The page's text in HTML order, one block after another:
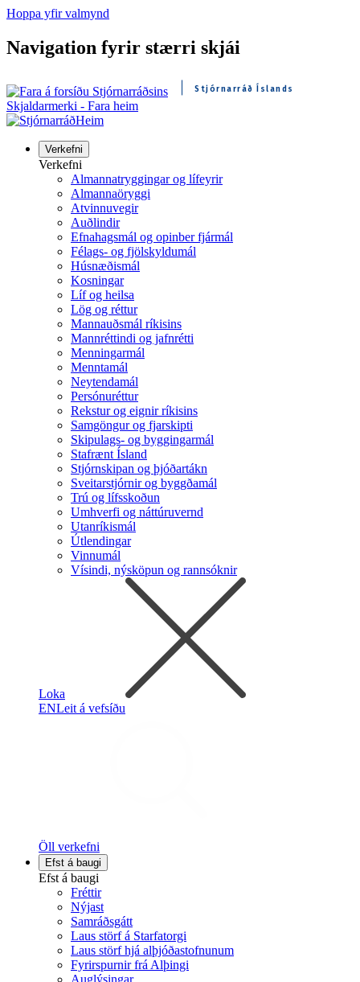
Hoppa yfir valmynd
Navigation fyrir stærri skjái
Stjórnarráð Íslands
Skjaldarmerki - Fara heim
Heim
Verkefni
Verkefni
Almannatryggingar og lífeyrir
Almannaöryggi
Atvinnuvegir
Auðlindir
Efnahagsmál og opinber fjármál
Félags- og fjölskyldumál
Húsnæðismál
Kosningar
Líf og heilsa
Lög og réttur
Mannauðsmál ríkisins
Mannréttindi og jafnrétti
Menningarmál
Menntamál
Neytendamál
Persónuréttur
Rekstur og eignir ríkisins
Samgöngur og fjarskipti
Skipulags- og byggingarmál
Stafrænt Ísland
Stjórnskipan og þjóðartákn
Sveitarstjórnir og byggðamál
Trú og lífsskoðun
Umhverfi og náttúruvernd
Utanríkismál
Útlendingar
Vinnumál
Vísindi, nýsköpun og rannsóknir
Loka
ENLeit á vefsíðu
Öll verkefni
Efst á baugi
Efst á baugi
Fréttir
Nýjast
Samráðsgátt
Laus störf á Starfatorgi
Laus störf hjá alþjóðastofnunum
Fyrirspurnir frá Alþingi
Auglýsingar